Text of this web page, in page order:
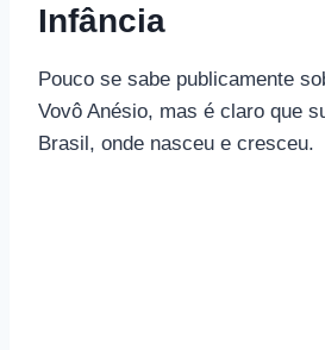
Infância
Pouco se sabe publicamente
Vovô Anésio, mas é claro que
Brasil, onde nasceu e cresceu.